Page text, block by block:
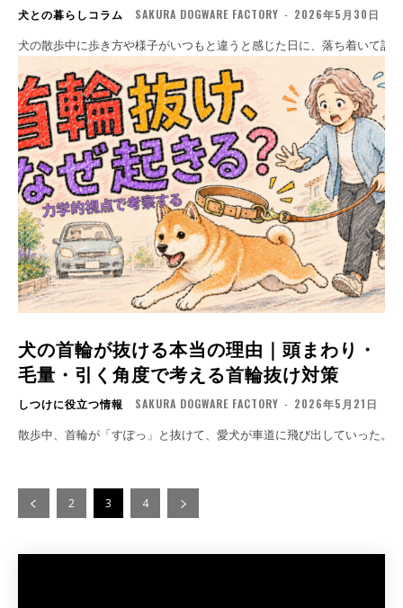
犬との暮らしコラム SAKURA DOGWARE FACTORY - 2026年5月30日
犬の散歩中に歩き方や様子がいつもと違うと感じた日に、落ち着いて
犬の首輪が抜ける本当の理由｜頭まわり・
毛量・引く角度で考える首輪抜け対策
しつけに役立つ情報 SAKURA DOGWARE FACTORY - 2026年5月21日
2 3 4